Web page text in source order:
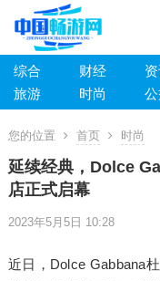
综合 财经
旅游
时尚
您的位置 首页 时尚
延续经典，Dolce
店正式启幕
2023年5月5日 10:28
近日，Dolce Gabbana